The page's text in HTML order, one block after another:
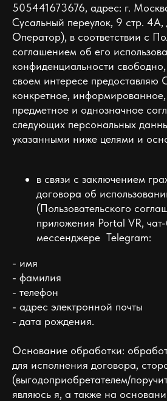
505441673676, адрес: г.
Сусальный переулок, 9 стр. 4А,
Оператор), в соответствии с
соглашением об его
конфиденциальности
своем интересе предоставляю
конкретное, информированное,
предметное и однозначное
следующих персональных
указанными ниже целями и
в связи с заключением
договора об
(Пользовательского
приложения Portal VR,
мессенджере Telegram:
- имя
- фамилия
- телефон
- адрес электронной почты
- дата рождения.
Основание обработки:
для исполнения договора,
(выгодоприобретателем/
являюсь я, а также на